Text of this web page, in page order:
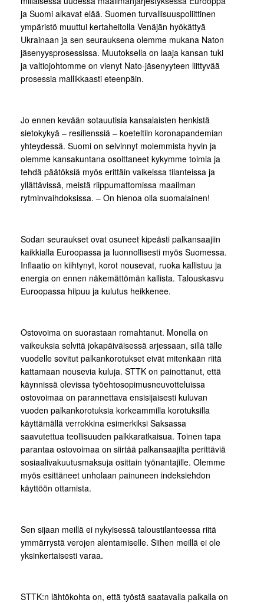
ja Suomi alkavat elää. Suomen turvallisuuspoliittinen
ympäristö muuttui kertaheitolla Venäjän hyökättyä
Ukrainaan ja sen seurauksena olemme mukana Naton
jäsenyysprosessissa. Muutoksella on laaja kansan tuki
ja valtiojohtomme on vienyt Nato-jäsenyyteen liittyvää
prosessia mallikkaasti eteenpäin.
Jo ennen kevään sotauutisia kansalaisten henkistä
sietokykyä – resilienssiä – koeteltiin koronapandemian
yhteydessä. Suomi on selvinnyt molemmista hyvin ja
olemme kansakuntana osoittaneet kykymme toimia ja
tehdä päätöksiä myös erittäin vaikeissa tilanteissa ja
yllättävissä, meistä riippumattomissa maailman
rytminvaihdoksissa. – On hienoa olla suomalainen!
Sodan seuraukset ovat osuneet kipeästi palkansaajiin
kaikkialla Euroopassa ja luonnollisesti myös Suomessa.
Inflaatio on kiihtynyt, korot nousevat, ruoka kallistuu ja
energia on ennen näkemättömän kallista. Talouskasvu
Euroopassa hiipuu ja kulutus heikkenee.
Ostovoima on suorastaan romahtanut. Monella on
vaikeuksia selvitä jokapäiväisessä arjessaan, sillä tälle
vuodelle sovitut palkankorotukset eivät mitenkään riitä
kattamaan nousevia kuluja. STTK on painottanut, että
käynnissä olevissa työehtosopimusneuvotteluissa
ostovoimaa on parannettava ensisijaisesti kuluvan
vuoden palkankorotuksia korkeammilla korotuksilla
käyttämällä verrokkina esimerkiksi Saksassa
saavutettua teollisuuden palkkaratkaisua. Toinen tapa
parantaa ostovoimaa on siirtää palkansaajilta perittäviä
sosiaalivakuutusmaksuja osittain työnantajille. Olemme
myös esittäneet unholaan painuneen indeksiehdon
käyttöön ottamista.
Sen sijaan meillä ei nykyisessä taloustilanteessa riitä
ymmärrystä verojen alentamiselle. Siihen meillä ei ole
yksinkertaisesti varaa.
STTK:n lähtökohta on, että työstä saatavalla palkalla on